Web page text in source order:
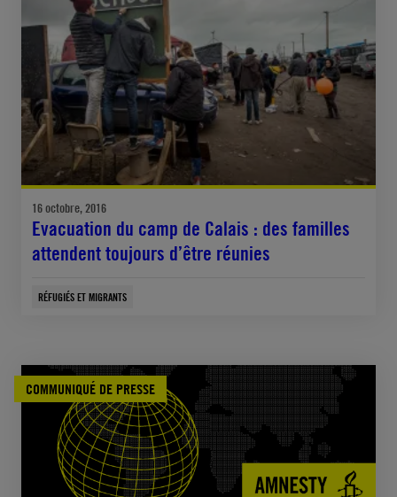
16 octobre, 2016
Evacuation du camp de Calais : des familles
attendent toujours d’être réunies
RÉFUGIÉS ET MIGRANTS
COMMUNIQUÉ DE PRESSE